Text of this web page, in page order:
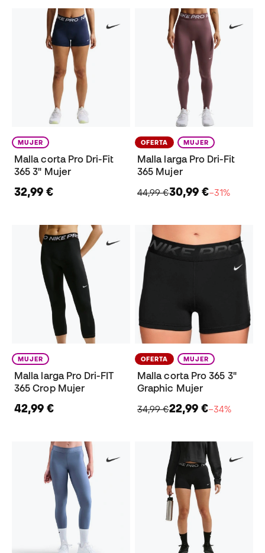
MUJER
Malla corta Pro Dri-Fit
365 3" Mujer
32,99 €
OFERTA MUJER
Malla larga Pro Dri-Fit
365 Mujer
44,99 €30,99 €−31%
MUJER
Malla larga Pro Dri-FIT
365 Crop Mujer
42,99 €
OFERTA MUJER
Malla corta Pro 365 3"
Graphic Mujer
34,99 €22,99 €−34%